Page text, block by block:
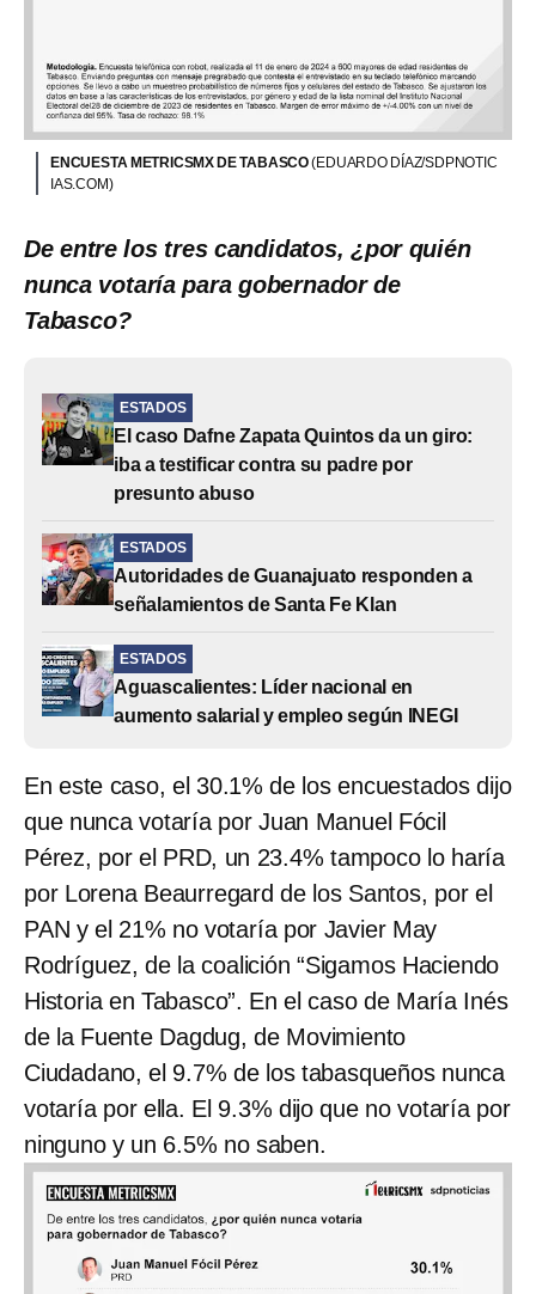
ENCUESTA METRICSMX DE TABASCO(EDUARDO DÍAZ/SDPNOTIC
IAS.COM)
De entre los tres candidatos, ¿por quién
nunca votaría para gobernador de
Tabasco?
ESTADOS
El caso Dafne Zapata Quintos da un giro:
iba a testificar contra su padre por
presunto abuso
ESTADOS
Autoridades de Guanajuato responden a
señalamientos de Santa Fe Klan
ESTADOS
Aguascalientes: Líder nacional en
aumento salarial y empleo según INEGI
En este caso, el 30.1% de los encuestados dijo
que nunca votaría por Juan Manuel Fócil
Pérez, por el PRD, un 23.4% tampoco lo haría
por Lorena Beaurregard de los Santos, por el
PAN y el 21% no votaría por Javier May
Rodríguez, de la coalición “Sigamos Haciendo
Historia en Tabasco”. En el caso de María Inés
de la Fuente Dagdug, de Movimiento
Ciudadano, el 9.7% de los tabasqueños nunca
votaría por ella. El 9.3% dijo que no votaría por
ninguno y un 6.5% no saben.